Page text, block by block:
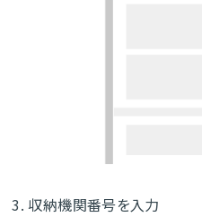
3. 収納機関番号を入力